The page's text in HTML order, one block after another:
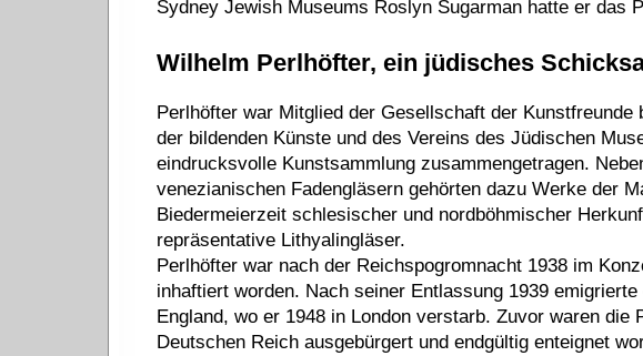
Sydney Jewish Museums Roslyn Sugarman hatte er das
Wilhelm Perlhöfter, ein jüdisches
Perlhöfter war Mitglied der Gesellschaft der Kunstfreunde
der bildenden Künste und des Vereins des Jüdischen
eindrucksvolle Kunstsammlung zusammengetragen.
venezianischen Fadengläsern gehörten dazu Werke der
Biedermeierzeit schlesischer und nordböhmischer
repräsentative Lithyalingläser.
Perlhöfter war nach der Reichspogromnacht 1938 im
inhaftiert worden. Nach seiner Entlassung 1939
England, wo er 1948 in London verstarb. Zuvor waren die
Deutschen Reich ausgebürgert und endgültig enteignet